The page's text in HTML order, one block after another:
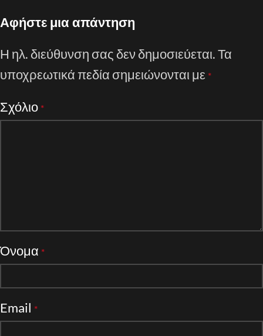
Αφήστε μια απάντηση
Η ηλ. διεύθυνση σας δεν δημοσιεύεται.Τα
υποχρεωτικά πεδία σημειώνονται με *
Σχόλιο *
Όνομα *
Email *